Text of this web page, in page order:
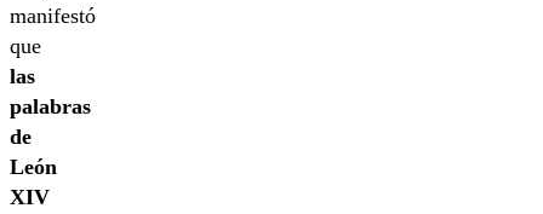
manifestó
que
las
palabras
de
León
XIV